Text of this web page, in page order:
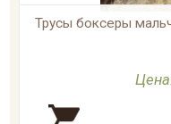
Трусы боксеры